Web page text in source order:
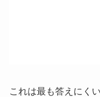
これは最も答えにく